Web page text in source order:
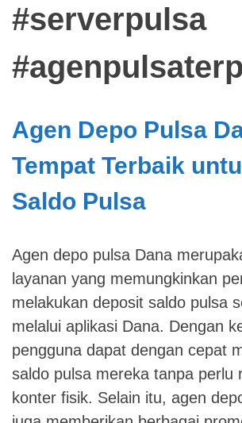
#serverpulsa
Agen Depo Pulsa
Tempat Terbaik
Saldo Pulsa
Agen depo pulsa Dana
layanan yang memungkinkan
melakukan deposit saldo pulsa
melalui aplikasi Dana. Dengan
pengguna dapat dengan cepat
saldo pulsa mereka tanpa perlu
konter fisik. Selain itu, agen